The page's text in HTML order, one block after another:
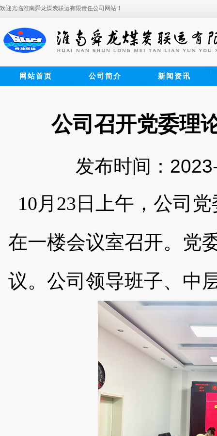
欢迎光临淮南舜龙煤炭联运有限责任公司网站 ！
网站首页 公司简介 新闻资讯
公司召开党委理
发布时间：
10月 23 日上午，公司
在一楼会议室召开。党
议。 公司领导班子、中